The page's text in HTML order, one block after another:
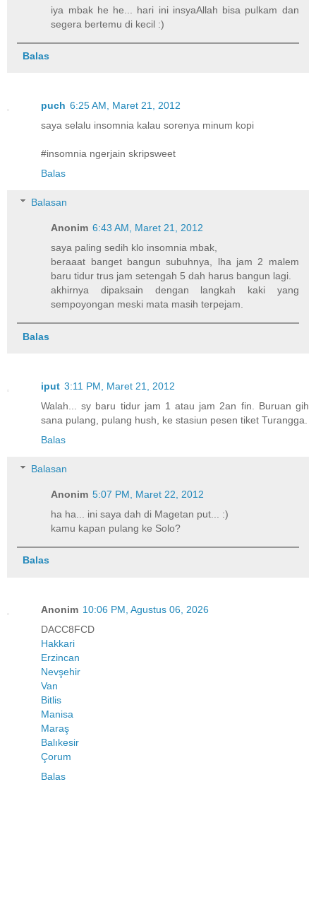
iya mbak he he... hari ini insyaAllah bisa pulkam dan
segera bertemu di kecil :)
Balas
puch 6:25 AM, Maret 21, 2012
saya selalu insomnia kalau sorenya minum kopi
#insomnia ngerjain skripsweet
Balas
Balasan
Anonim 6:43 AM, Maret 21, 2012
saya paling sedih klo insomnia mbak,
beraaat banget bangun subuhnya, lha jam 2 malem
baru tidur trus jam setengah 5 dah harus bangun lagi.
akhirnya dipaksain dengan langkah kaki yang
sempoyongan meski mata masih terpejam.
Balas
iput 3:11 PM, Maret 21, 2012
Walah... sy baru tidur jam 1 atau jam 2an fin. Buruan gih
sana pulang, pulang hush, ke stasiun pesen tiket Turangga.
Balas
Balasan
Anonim 5:07 PM, Maret 22, 2012
ha ha... ini saya dah di Magetan put... :)
kamu kapan pulang ke Solo?
Balas
Anonim 10:06 PM, Agustus 06, 2026
DACC8FCD
Hakkari
Erzincan
Nevşehir
Van
Bitlis
Manisa
Maraş
Balıkesir
Çorum
Balas